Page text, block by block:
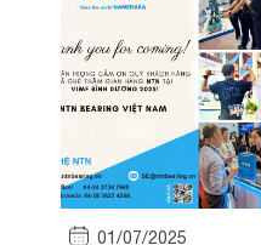
01/07/2025